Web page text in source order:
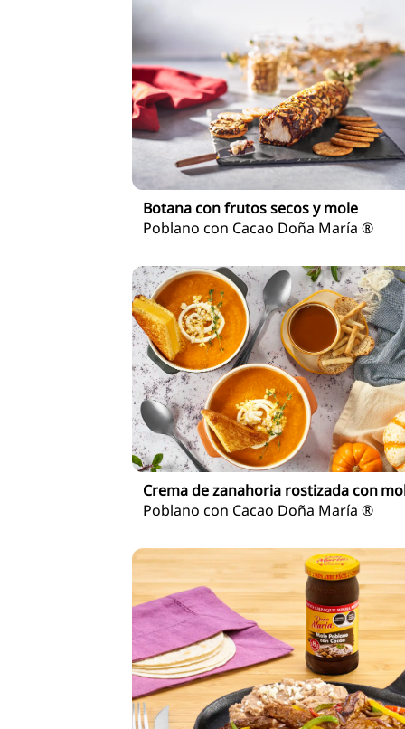
Botana con frutos secos y mole
Poblano con Cacao Doña María ®
Crema de zanahoria rostizada con
Poblano con Cacao Doña María ®